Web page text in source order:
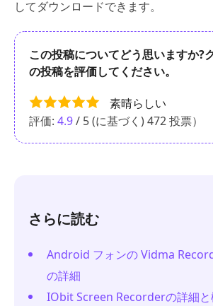
してダウンロードできます。
この投稿についてどう思いますか?
の投稿を評価してください。
素晴らしい
評価: 4.9/ 5 (に基づく)472投票）
さらに読む
Android フォンの Vidma
の詳細
IObit Screen Recorderの詳細と